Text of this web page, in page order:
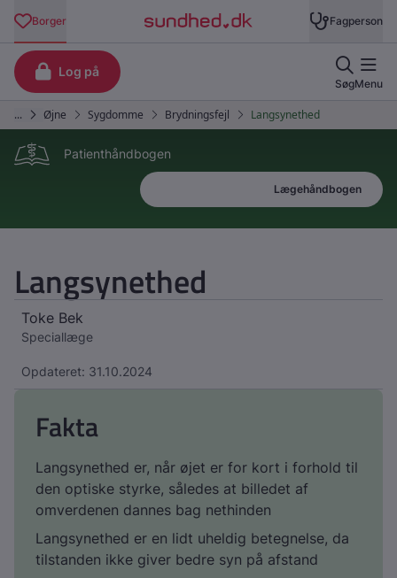
Patienthåndbogen
Lægehåndbogen
Langsynethed
Toke Bek
Speciallæge
Opdateret: 31.10.2024
Fakta
Langsynethed er, når øjet er for kort i forhold til
den optiske styrke, således at billedet af
omverdenen dannes bag nethinden
Langsynethed er en lidt uheldig betegnelse, da
tilstanden ikke giver bedre syn på afstand